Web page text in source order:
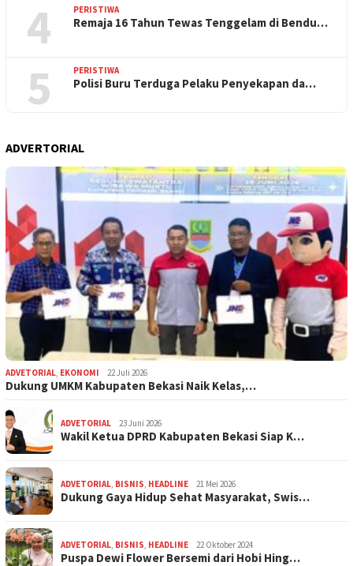
4 PERISTIWA
Remaja 16 Tahun Tewas Tenggelam di Bendu…
5 PERISTIWA
Polisi Buru Terduga Pelaku Penyekapan da…
ADVERTORIAL
ADVETORIAL EKONOMI 22 Juli 2026
Dukung UMKM Kabupaten Bekasi Naik Kelas,…
ADVETORIAL 23 Juni 2026
Wakil Ketua DPRD Kabupaten Bekasi Siap K…
ADVETORIAL BISNIS HEADLINE 21 Mei 2026
Dukung Gaya Hidup Sehat Masyarakat, Swis…
ADVETORIAL BISNIS HEADLINE 22 Oktober 2024
Puspa Dewi Flower Bersemi dari Hobi Hing…